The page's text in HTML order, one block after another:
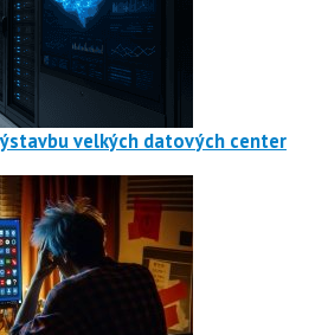
velkých datových center